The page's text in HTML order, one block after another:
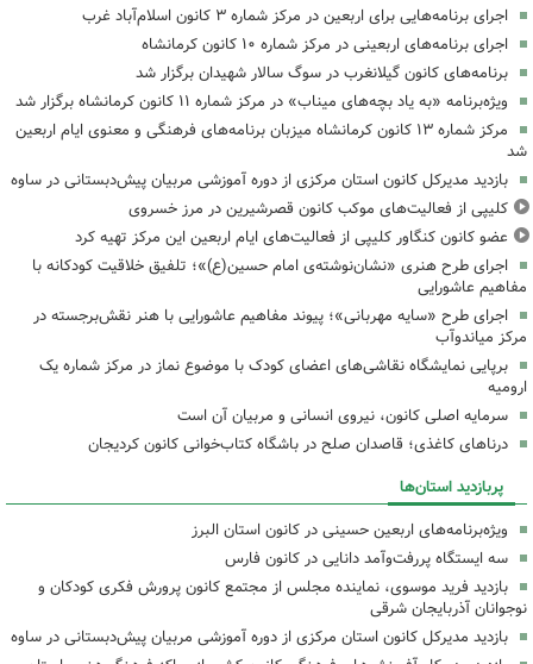
اجرای برنامه‌هایی برای اربعین در مرکز شماره ۳ کانون اسلام‌آباد غرب
اجرای برنامه‌های اربعینی در مرکز شماره ۱۰ کانون کرمانشاه
برنامه‌های کانون گیلانغرب در سوگ سالار شهیدان برگزار شد
ویژه‌برنامه «به یاد بچه‌های میناب» در مرکز شماره ۱۱ کانون کرمانشاه برگزار شد
مرکز شماره ۱۳ کانون کرمانشاه میزبان برنامه‌های فرهنگی و معنوی ایام اربعین
شد
بازدید مدیرکل کانون استان مرکزی از دوره آموزشی مربیان پیش‌دبستانی در ساوه
کلیپی از فعالیت‌های موکب کانون قصرشیرین در مرز خسروی
عضو کانون کنگاور کلیپی از فعالیت‌های ایام اربعین این مرکز تهیه کرد
اجرای طرح هنری «نشان‌نوشته‌ی امام حسین(ع)»؛ تلفیق خلاقیت کودکانه با
مفاهیم عاشورایی
اجرای طرح «سایه مهربانی»؛ پیوند مفاهیم عاشورایی با هنر نقش‌برجسته در
مرکز میاندوآب
برپایی نمایشگاه نقاشی‌های اعضای کودک با موضوع نماز در مرکز شماره یک
ارومیه
سرمایه اصلی کانون، نیروی انسانی و مربیان آن است
درناهای کاغذی؛ قاصدان صلح در باشگاه کتاب‌خوانی کانون کردیجان
پربازدید استان‌ها
ویژه‌برنامه‌های اربعین حسینی در کانون استان البرز
سه ایستگاه پررفت‌وآمد دانایی در کانون فارس
بازدید فرید موسوی، نماینده مجلس از مجتمع کانون پرورش فکری کودکان و
نوجوانان آذربایجان شرقی
بازدید مدیرکل کانون استان مرکزی از دوره آموزشی مربیان پیش‌دبستانی در ساوه